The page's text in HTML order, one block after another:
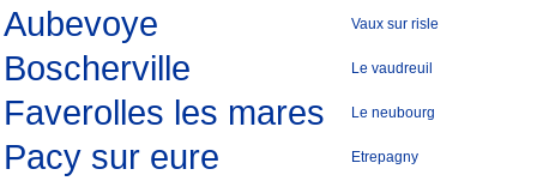
Aubevoye Vaux sur risle
Boscherville Le vaudreuil
Faverolles les mares Le neubourg
Pacy sur eure Etrepagny